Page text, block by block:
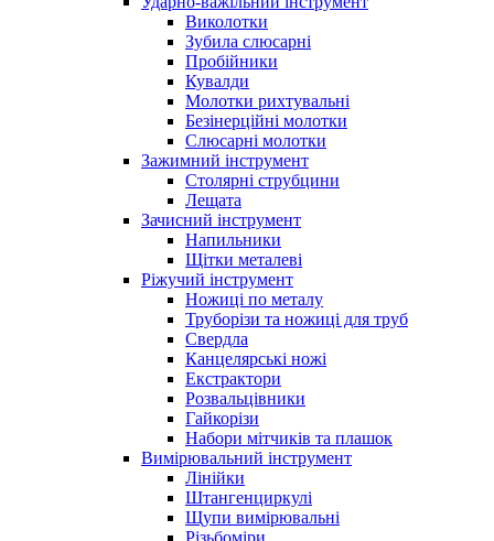
Виколотки
Зубила слюсарні
Пробійники
Кувалди
Молотки рихтувальні
Безінерційні молотки
Слюсарні молотки
Зажимний інструмент
Столярні струбцини
Лещата
Зачисний інструмент
Напильники
Щітки металеві
Ріжучий інструмент
Ножиці по металу
Труборізи та ножиці для труб
Свердла
Канцелярські ножі
Екстрактори
Розвальцівники
Гайкорізи
Набори мітчиків та плашок
Вимірювальний інструмент
Лінійки
Штангенциркулі
Щупи вимірювальні
Різьбоміри